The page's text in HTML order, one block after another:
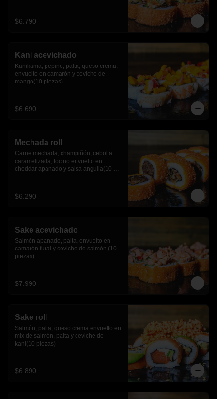
$6.790
Kani acevichado
Kanikama, pepino, palta, queso crema,
envuelto en camarón y ceviche de
mango(10 piezas)
$6.690
Mechada roll
Carne mechada, champiñón, cebolla
caramelizada, tocino envuelto en
cheddar apanado y salsa anguila(10
$6.290
Sake acevichado
Salmón apanado, palta, envuelto en
camarón furai y ceviche de salmón.(10
piezas)
$7.990
Sake roll
Salmón, palta, queso crema envuelto en
mix de salmón, palta y ceviche de
kani(10 piezas)
$6.890